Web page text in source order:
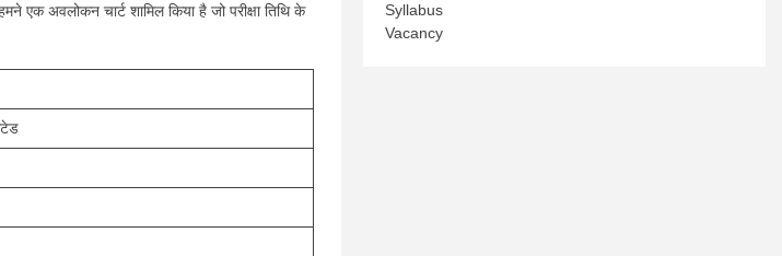
एक अवलोकन चार्ट शामिल किया है जो परीक्षा तिथि के
Syllabus
Vacancy